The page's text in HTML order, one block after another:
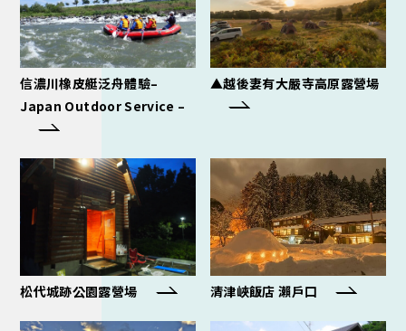
信濃川橡皮艇泛舟體驗–
Japan Outdoor Service –
▲越後妻有大嚴寺高原露營場
松代城跡公園露營場 清津峽飯店 瀨戶口